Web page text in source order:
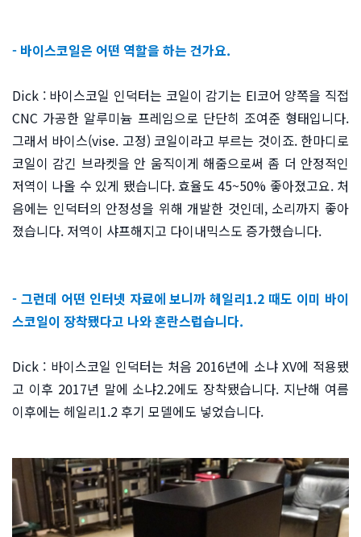
- 바이스코일은 어떤 역할을 하는 건가요.
Dick : 바이스코일 인덕터는 코일이 감기는 EI코어 양쪽을 직접
CNC 가공한 알루미늄 프레임으로 단단히 조여준 형태입니다.
그래서 바이스(vise. 고정) 코일이라고 부르는 것이죠. 한마디로
코일이 감긴 브라켓을 안 움직이게 해줌으로써 좀 더 안정적인
저역이 나올 수 있게 됐습니다. 효율도 45~50% 좋아졌고요. 처
음에는 인덕터의 안정성을 위해 개발한 것인데, 소리까지 좋아
졌습니다. 저역이 샤프해지고 다이내믹스도 증가했습니다.
- 그런데 어떤 인터넷 자료에 보니까 헤일리1.2 때도 이미 바이
스코일이 장착됐다고 나와 혼란스럽습니다.
Dick : 바이스코일 인덕터는 처음 2016년에 소냐 XV에 적용됐
고 이후 2017년 말에 소냐2.2에도 장착됐습니다. 지난해 여름
이후에는 헤일리1.2 후기 모델에도 넣었습니다.